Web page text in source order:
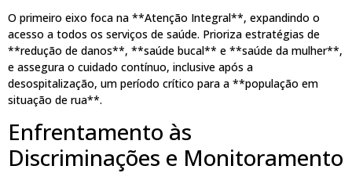
O primeiro eixo foca na **Atenção Integral**, expandindo o
acesso a todos os serviços de saúde. Prioriza estratégias de
**redução de danos**, **saúde bucal** e **saúde da mulher**,
e assegura o cuidado contínuo, inclusive após a
desospitalização, um período crítico para a **população em
situação de rua**.
Enfrentamento às
Discriminações e Monitoramento